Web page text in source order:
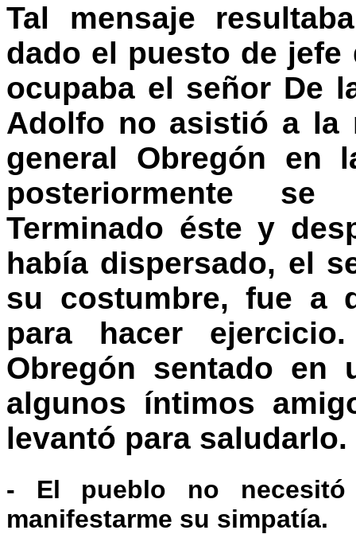
Tal mensaje
dado el puesto de
ocupaba el señor De
Adolfo no asistió a la
general Obregón en
posteriormente
Terminado éste y
había dispersado, el
su costumbre, fue a
para hacer
Obregón sentado en
algunos íntimos
levantó para saludarlo.
- El pueblo no
manifestarme su simpatía.